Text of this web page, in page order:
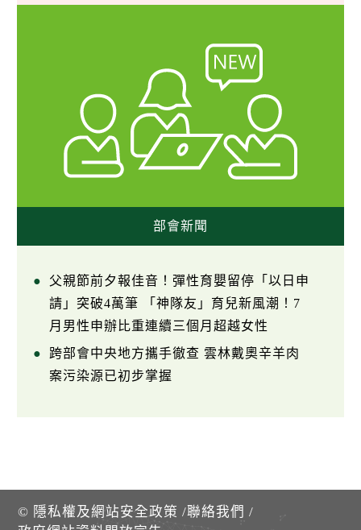
部會新聞
父親節前夕報佳音！彈性育嬰留停「以日申
請」突破4萬筆 「神隊友」育兒新風潮！7
月男性申辦比重連續三個月超越女性
跨部會中央地方攜手徹查 雲林戴奧辛羊肉
案污染源已初步掌握
© 隱私權及網站安全政策 /聯絡我們 /